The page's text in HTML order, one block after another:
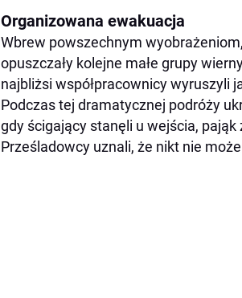
Organizowana ewakuacja
Wbrew powszechnym
opuszczały kolejne małe grupy
najbliżsi współpracownicy wyruszyli
Podczas tej dramatycznej podróży
gdy ścigający stanęli u wejścia, pająk
Prześladowcy uznali, że nikt nie